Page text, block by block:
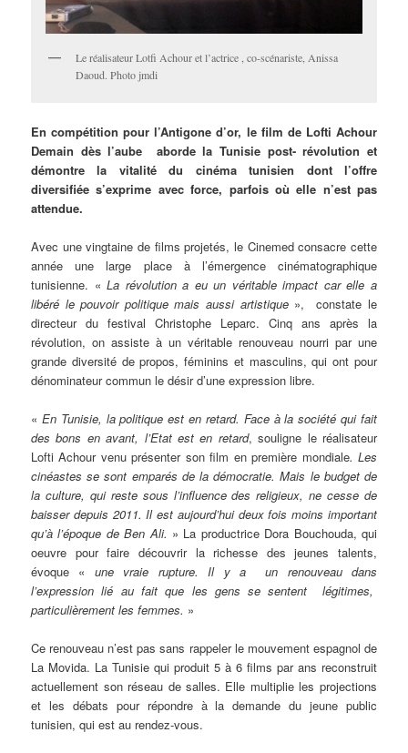
Le réalisateur Lotfi Achour et l’actrice , co-scénariste, Anissa
Daoud. Photo jmdi
En compétition pour l’Antigone d’or, le film de Lofti Achour
Demain dès l’aube aborde la Tunisie post- révolution et
démontre la vitalité du cinéma tunisien dont l’offre
diversifiée s’exprime avec force, parfois où elle n’est pas
attendue.
Avec une vingtaine de films projetés, le Cinemed consacre cette
année une large place à l’émergence cinématographique
tunisienne. « La révolution a eu un véritable impact car elle a
libéré le pouvoir politique mais aussi artistique», constate le
directeur du festival Christophe Leparc. Cinq ans après la
révolution, on assiste à un véritable renouveau nourri par une
grande diversité de propos, féminins et masculins, qui ont pour
dénominateur commun le désir d’une expression libre.
« En Tunisie, la politique est en retard. Face à la société qui fait
des bons en avant, l’Etat est en retard, souligne le réalisateur
Lofti Achour venu présenter son film en première mondiale. Les
cinéastes se sont emparés de la démocratie. Mais le budget de
la culture, qui reste sous l’influence des religieux, ne cesse de
baisser depuis 2011. Il est aujourd’hui deux fois moins important
qu’à l’époque de Ben Ali. » La productrice Dora Bouchouda, qui
oeuvre pour faire découvrir la richesse des jeunes talents,
évoque « une vraie rupture. Il y a un renouveau dans
l’expression lié au fait que les gens se sentent légitimes,
particulièrement les femmes. »
Ce renouveau n’est pas sans rappeler le mouvement espagnol de
La Movida. La Tunisie qui produit 5 à 6 films par ans reconstruit
actuellement son réseau de salles. Elle multiplie les projections
et les débats pour répondre à la demande du jeune public
tunisien, qui est au rendez-vous.